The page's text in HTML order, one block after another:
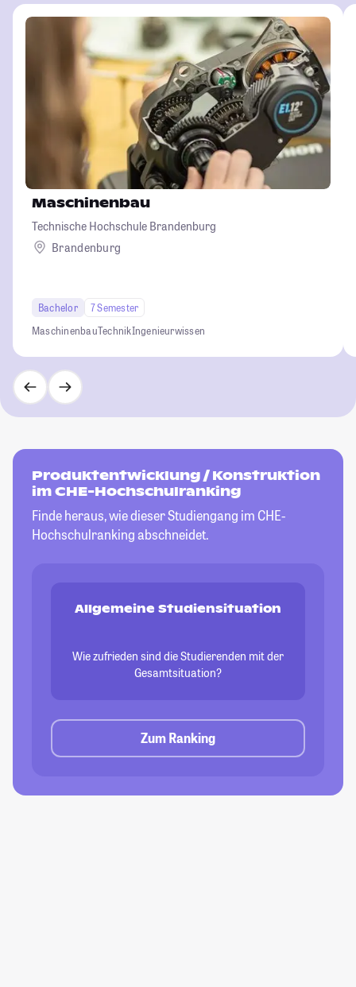
Maschinenbau
Technische Hochschule Brandenburg
Brandenburg
Bachelor
7 Semester
MaschinenbauTechnikIngenieurwissen
Produktentwicklung / Konstruktion
im CHE-Hochschulranking
Finde heraus, wie dieser Studiengang im CHE-
Hochschulranking abschneidet.
Allgemeine Studiensituation
Wie zufrieden sind die Studierenden mit der
Gesamtsituation?
Zum Ranking